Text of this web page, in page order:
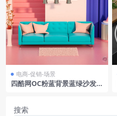
电商-促销-场景
四酷网OC粉蓝背景蓝绿沙发吊
搜索